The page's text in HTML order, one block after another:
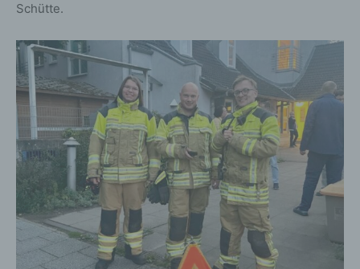
Schütte.